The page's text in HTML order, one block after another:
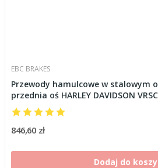
EBC BRAKES
Przewody hamulcowe w stalowym
przednia oś HARLEY DAVIDSON
846,60 zł
Dodaj do